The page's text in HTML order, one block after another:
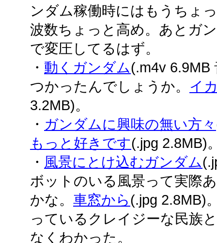
ンダム稼働時にはもうちょ
波数ちょっと高め。あとガ
で変圧してるはず。
・ 動くガンダム(.m4v 6.9MB
つかったんでしょうか。 イ
3.2MB)。
・ ガンダムに興味の無い方々
もっと好きです(.jpg 2.8MB)
・ 風景にとけ込むガンダム
ボットのいる風景って実際
かな。 車窓から(.jpg 2.8MB)
っているクレイジーな民族
なくわかった。